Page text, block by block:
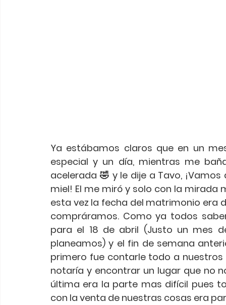
Ya estábamos claros que en un
especial y un día, mientras me
acelerada 🤣 y le dije a Tavo,
miel! El me miró y solo con la mirada
esta vez la fecha del matrimonio era
compráramos. Como ya todos
para el 18 de abril (Justo un mes
planeamos) y el fin de semana
primero fue contarle todo a
notaría y encontrar un lugar que no
última era la parte mas difícil pues
con la venta de nuestras cosas era